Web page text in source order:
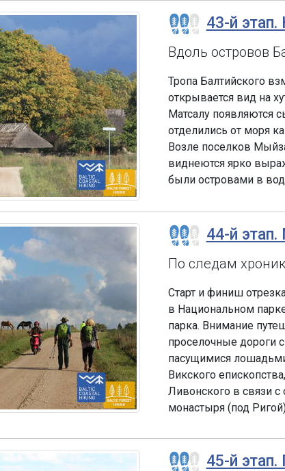
43-й
Вдоль островов
Тропа Балтийского
открывается вид на
Матсалу появляются
отделились от моря
Возле поселков
виднеются ярко
были островами в
44-й
По следам
Старт и финиш
в Национальном
парка. Внимание
проселочные дороги
пасущимися
Викского
Ливонского в связи с
монастыря (под
45-й